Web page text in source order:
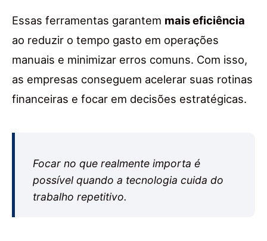
Essas ferramentas garantem mais eficiência
ao reduzir o tempo gasto em operações
manuais e minimizar erros comuns. Com isso,
as empresas conseguem acelerar suas rotinas
financeiras e focar em decisões estratégicas.
Focar no que realmente importa é
possível quando a tecnologia cuida do
trabalho repetitivo.